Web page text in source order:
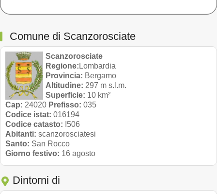
Comune di Scanzorosciate
Scanzorosciate
Regione: Lombardia
Provincia: Bergamo
Altitudine: 297 m s.l.m.
Superficie: 10 km²
Cap: 24020 Prefisso: 035
Codice istat: 016194
Codice catasto: I506
Abitanti: scanzorosciatesi
Santo: San Rocco
Giorno festivo: 16 agosto
Dintorni di